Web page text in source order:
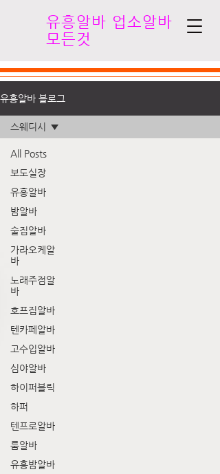
유흥알바 업소알바
모든것
유흥알바 블로그
All Posts
보도실장
유흥알바
밤알바
술집알바
가라오케알
바
노래주점알
바
호프집알바
텐카페알바
고수입알바
심야알바
하이퍼블릭
하퍼
텐프로알바
룸알바
유흥밤알바
스웨디시